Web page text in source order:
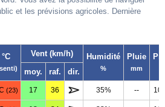
et les prévisions agricoles. Dernière
Vent (km/h) Humidité
%
Pluie
mm
moy. raf. dir.
(23) 17 36 35% --